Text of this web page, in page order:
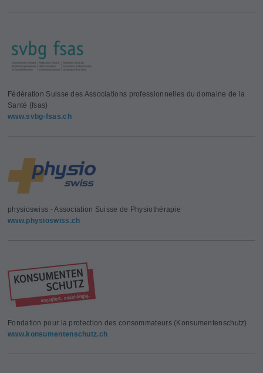
Fédération Suisse des Associations professionnelles du domaine de la
Santé (fsas)
www.svbg-fsas.ch
physioswiss - Association Suisse de Physiothérapie
www.physioswiss.ch
Fondation pour la protection des consommateurs (Konsumentenschutz)
www.konsumentenschutz.ch